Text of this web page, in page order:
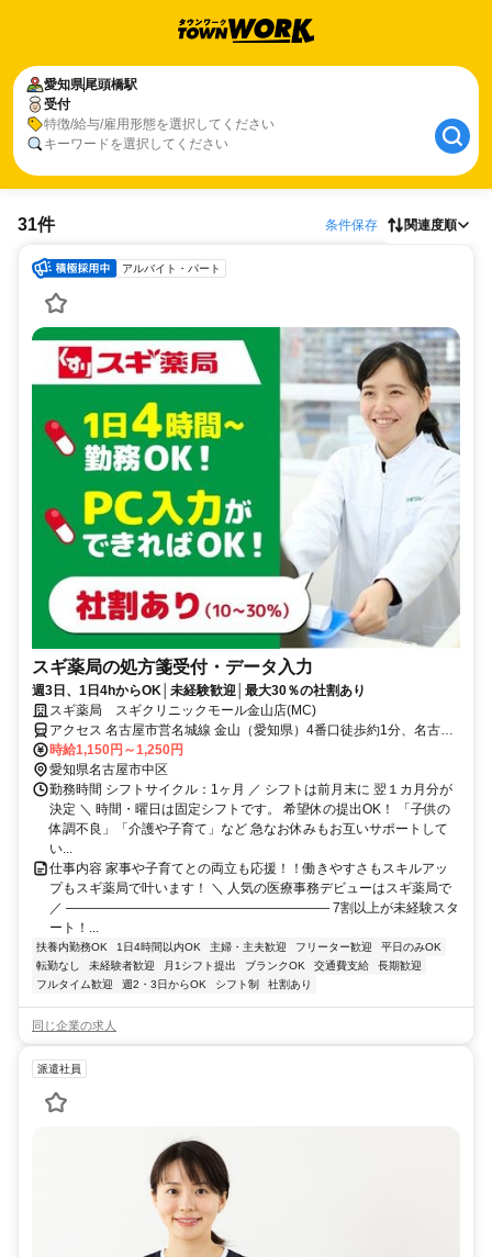
愛知県尾頭橋駅
受付
特徴/給与/雇用形態を選択してください
キーワードを選択してください
31件 条件保存 関連度順
アルバイト・パート
スギ薬局の処方箋受付・データ入力
週3日、1日4hからOK│未経験歓迎│最大30％の社割あり
スギ薬局 スギクリニックモール金山店(MC)
アクセス 名古屋市営名城線 金山（愛知県）4番口徒歩約1分、名古屋
市営名港線 金山（愛知県）4番口徒歩約1分、ＪＲ東海道本線 金山
（愛知県）北口徒歩約1分
時給1,150円～1,250円
愛知県名古屋市中区
勤務時間 シフトサイクル：1ヶ月 ／ シフトは前月末に 翌１カ月分が
決定 ＼ 時間・曜日は固定シフトです。 希望休の提出OK！ 「子供の
体調不良」「介護や子育て」など 急なお休みもお互いサポートして
い...
仕事内容 家事や子育てとの両立も応援！！働きやすさもスキルアッ
プもスギ薬局で叶います！ ＼ 人気の医療事務デビューはスギ薬局で
／ ―――――――――――――――――――― 7割以上が未経験スタ
ート！...
扶養内勤務OK 1日4時間以内OK 主婦・主夫歓迎 フリーター歓迎
平日のみOK
転勤なし
未経験者歓迎 月1シフト提出 ブランクOK 交通費支給
長期歓迎
フルタイム歓迎
週2・3日からOK シフト制 社割あり
同じ企業の求人
派遣社員